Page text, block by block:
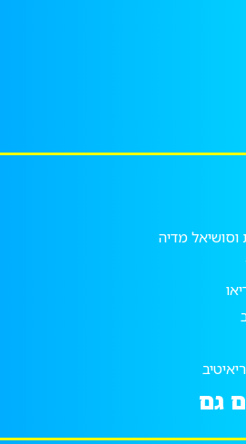
וסושיאל מדיה
גם